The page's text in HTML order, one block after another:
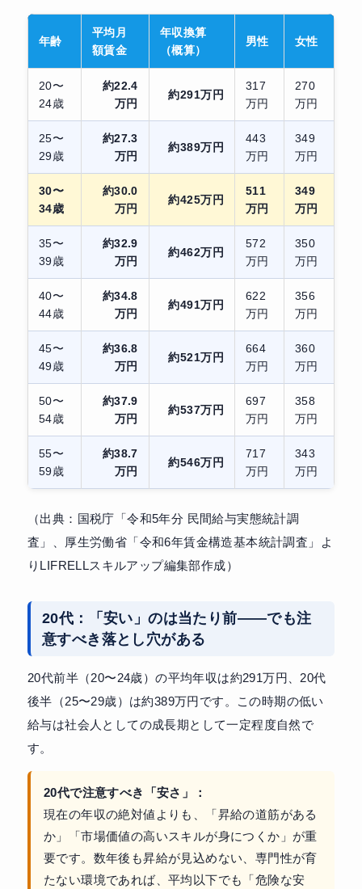
年齢
平均月
額賃金
年収換算
（概算）
男性 女性
20〜
24歳
約22.4
万円
約291万円
317
万円
270
万円
25〜
29歳
約27.3
万円
約389万円
443
万円
349
万円
30〜
34歳
約30.0
万円
約425万円
511
万円
349
万円
35〜
39歳
約32.9
万円
約462万円
572
万円
350
万円
40〜
44歳
約34.8
万円
約491万円
622
万円
356
万円
45〜
49歳
約36.8
万円
約521万円
664
万円
360
万円
50〜
54歳
約37.9
万円
約537万円
697
万円
358
万円
55〜
59歳
約38.7
万円
約546万円
717
万円
343
万円
（出典：国税庁「令和5年分 民間給与実態統計調
査」、厚生労働省「令和6年賃金構造基本統計調査」よ
りLIFRELLスキルアップ編集部作成）
20代：「安い」のは当たり前——でも注
意すべき落とし穴がある
20代前半（20〜24歳）の平均年収は約291万円、20代
後半（25〜29歳）は約389万円です。この時期の低い
給与は社会人としての成長期として一定程度自然で
す。
20代で注意すべき「安さ」：
現在の年収の絶対値よりも、「昇給の道筋がある
か」「市場価値の高いスキルが身につくか」が重
要です。数年後も昇給が見込めない、専門性が育
たない環境であれば、平均以下でも「危険な安